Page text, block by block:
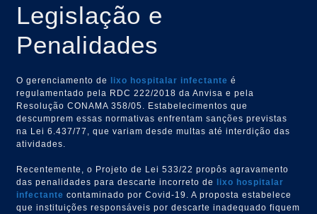
Legislação e
Penalidades
O gerenciamento de lixo hospitalar infectante é
regulamentado pela RDC 222/2018 da Anvisa e pela
Resolução CONAMA 358/05. Estabelecimentos que
descumprem essas normativas enfrentam sanções previstas
na Lei 6.437/77, que variam desde multas até interdição das
atividades.
Recentemente, o Projeto de Lei 533/22 propôs agravamento
das penalidades para descarte incorreto de lixo hospitalar
infectante contaminado por Covid-19. A proposta estabelece
que instituições responsáveis por descarte inadequado fiquem